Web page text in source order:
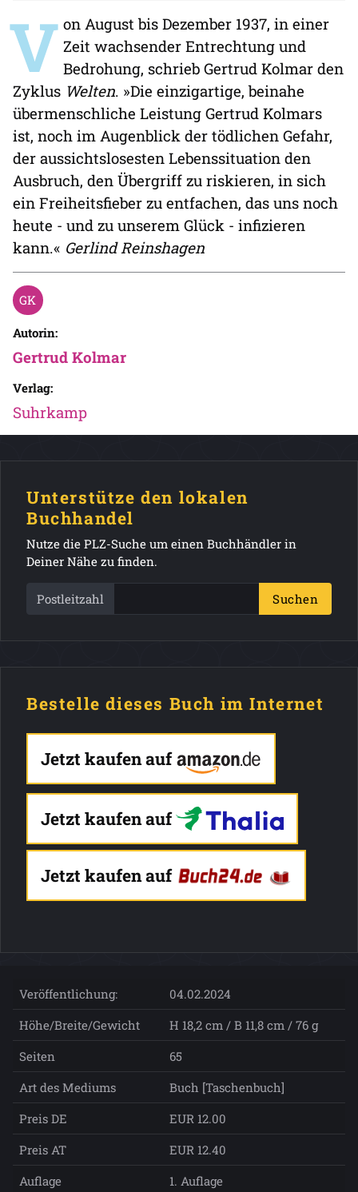
V on August bis Dezember 1937, in einer
Zeit wachsender Entrechtung und
Bedrohung, schrieb Gertrud Kolmar den
Zyklus Welten. »Die einzigartige, beinahe
übermenschliche Leistung Gertrud Kolmars
ist, noch im Augenblick der tödlichen Gefahr,
der aussichtslosesten Lebenssituation den
Ausbruch, den Übergriff zu riskieren, in sich
ein Freiheitsfieber zu entfachen, das uns noch
heute - und zu unserem Glück - infizieren
kann.« Gerlind Reinshagen
Autorin:
Gertrud Kolmar
Verlag:
Suhrkamp
Unterstütze den lokalen
Buchhandel
Nutze die PLZ-Suche um einen Buchhändler in
Deiner Nähe zu finden.
Postleitzahl Suchen
Bestelle dieses Buch im Internet
Jetzt kaufen auf
Jetzt kaufen auf
Jetzt kaufen auf
Veröffentlichung:
04.02.2024
Höhe/Breite/Gewicht
H 18,2 cm / B 11,8 cm / 76 g
Seiten
65
Art des Mediums
Buch [Taschenbuch]
Preis DE
EUR 12.00
Preis AT
EUR 12.40
Auflage
1. Auflage